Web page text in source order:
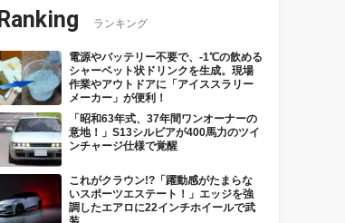
Ranking ランキング
電源やバッテリー不要で、-1℃の飲める
シャーベット状ドリンクを生成。現場
作業やアウトドアに「アイススラリー
メーカー」が便利！
「昭和63年式、37年間ワンオーナーの
意地！」S13シルビアが400馬力のツイ
ンチャージ仕様で覚醒
これがクラウン!?「躍動感がたまらな
いスポーツエステート！」エッジを強
調したエアロに22インチホイールで武